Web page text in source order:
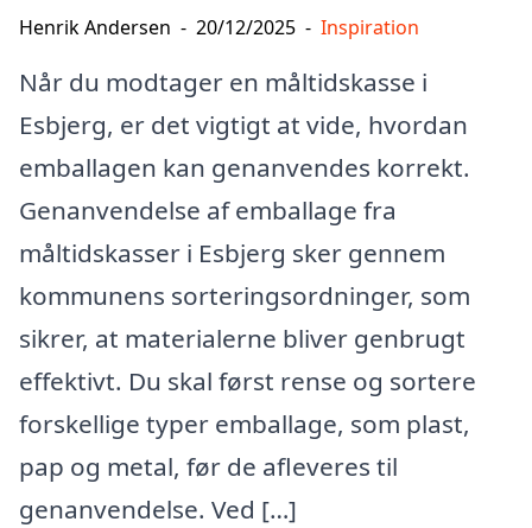
Henrik Andersen - 20/12/2025 - Inspiration
Når du modtager en måltidskasse i
Esbjerg, er det vigtigt at vide, hvordan
emballagen kan genanvendes korrekt.
Genanvendelse af emballage fra
måltidskasser i Esbjerg sker gennem
kommunens sorteringsordninger, som
sikrer, at materialerne bliver genbrugt
effektivt. Du skal først rense og sortere
forskellige typer emballage, som plast,
pap og metal, før de afleveres til
genanvendelse. Ved […]